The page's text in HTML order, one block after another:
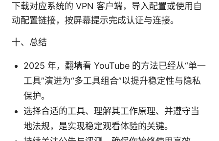
下载对应系统的 VPN 客户端，导入配置或使用自
动配置链接，按屏幕提示完成认证与连接。
十、总结
2025 年，翻墙看 YouTube 的方法已经从“单一
工具”演进为“多工具组合”以提升稳定性与隐私
保护。
选择合适的工具、理解其工作原理、并遵守当
地法规，是实现稳定观看体验的关键。